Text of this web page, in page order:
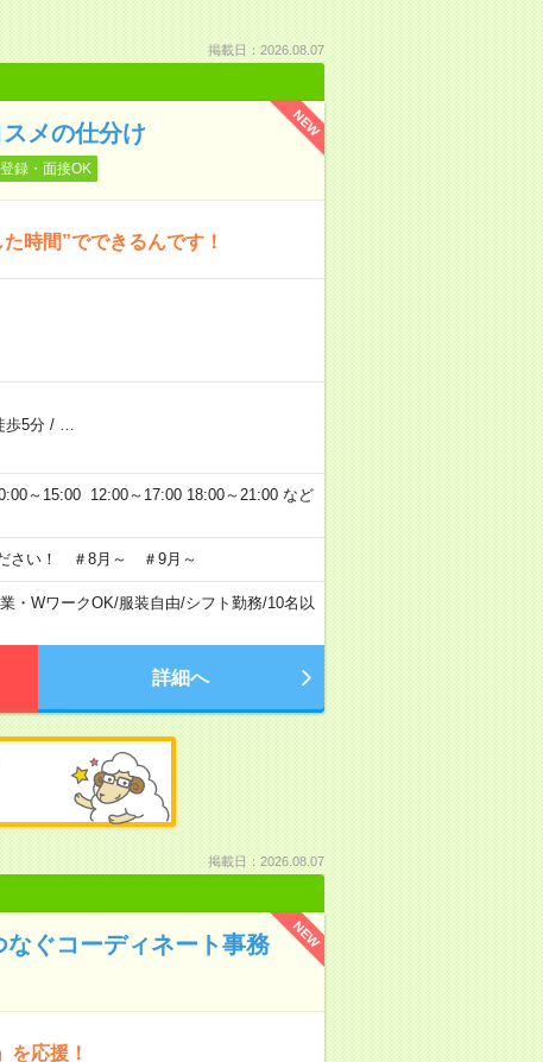
掲載日：2026.08.07
NEW
メの仕分け
録・面接OK
時間”でできるんです！
歩5分/
～15:00 12:00～17:00 18:00～21:00 など
さい！ ＃8月～ ＃9月～
・WワークOK/服装自由/シフト勤務/10名以
詳細へ
掲載日：2026.08.07
NEW
ぐコーディネート事務
を応援！